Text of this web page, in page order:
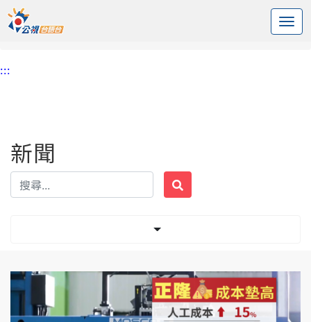
中央內容區塊
頭頁
:::
新聞